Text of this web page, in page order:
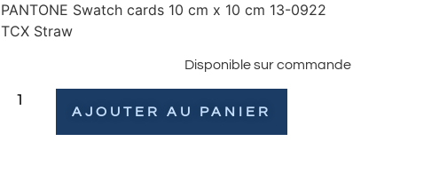
PANTONE Swatch cards 10 cm x 10 cm 13-0922
TCX Straw
Disponible sur commande
AJOUTER AU PANIER